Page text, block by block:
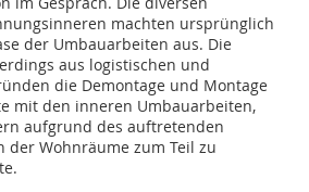
machten ursprünglich
der Umbauarbeiten aus. Die
aus logistischen und
die Demontage und Montage
mit den inneren Umbauarbeiten,
aufgrund des auftretenden
der Wohnräume zum Teil zu